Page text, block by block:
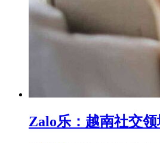
Zalo乐：越南社交